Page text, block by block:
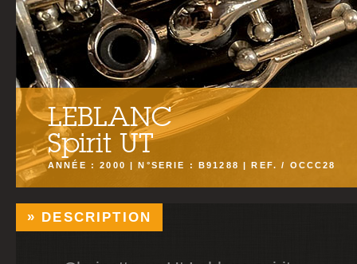
LEBLANC
Spirit UT
ANNÉE : 2000 | N°SERIE : B91288 | REF. / OCCC28
DESCRIPTION